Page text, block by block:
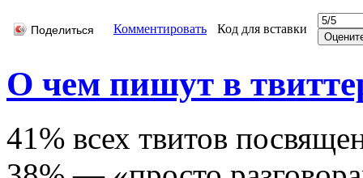
Поделиться Комментировать Код для вставки
О чем пишут в
41% всех твитов